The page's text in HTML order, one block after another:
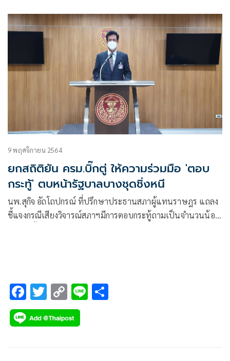
สภา เพื่อเดินทางเพื่อไปดูภาพยนต์ 4 Kings
9 พฤศจิกายน 2564
ยกสถิติยัน ครม.บิ๊กตู่ ให้ความร่วมมือ 'ตอบ
กระทู้' ตบหน้ารัฐบาลบางชุดชิ่งหนี
นพ.สุกิจ อัถโถปกรณ์ ที่ปรึกษาประธานสภาผู้แทนราษฎร แถลง
ชี้แจงกรณีเสียงวิจารณ์สภาฯมีการตอบกระทู้ถามเป็นจำนวนน้อย
F
ac
e
T
wi
tt
C
o
p
Li